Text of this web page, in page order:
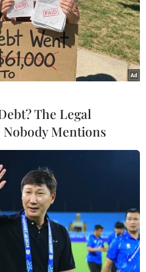
về từ vùng dịch
thông tin điện tử Bộ Y
bay xây dựng phương
khách ra vào cảng
toàn hàng không, an
quy định về phòng,
chức điểm xét nghiệm
thời đảm bảo thông
vé, phòng chờ, nơi
tiện bảo đảm
về phòng, chống dịch
The Legal
Mentions